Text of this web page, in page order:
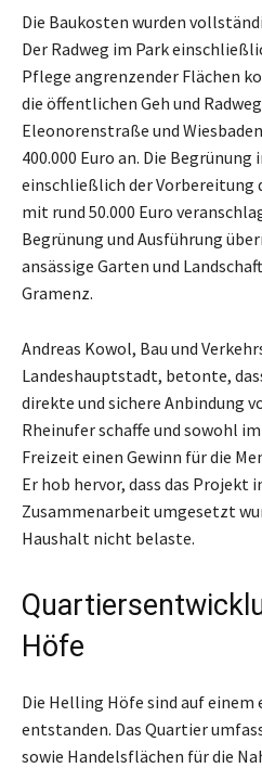
Die Baukosten wurden
Der Radweg im Park
Pflege angrenzender Flächen
die öffentlichen Geh und
Eleonorenstraße und
400.000 Euro an. Die
einschließlich der Vorbereitung
mit rund 50.000 Euro
Begrünung und Ausführung
ansässige Garten und
Gramenz.
Andreas Kowol, Bau und
Landeshauptstadt, betonte,
direkte und sichere Anbindung
Rheinufer schaffe und sowohl
Freizeit einen Gewinn für die
Er hob hervor, dass das Projekt
Zusammenarbeit umgesetzt
Haushalt nicht belaste.
Höfe
Die Helling Höfe sind auf
entstanden. Das Quartier
sowie Handelsflächen für die